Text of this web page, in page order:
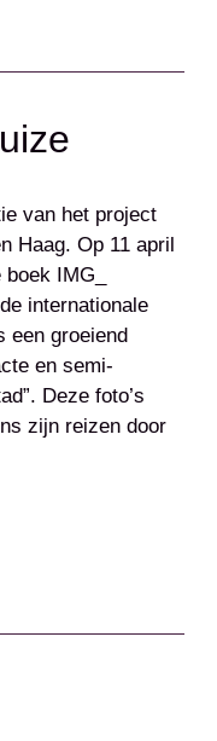
van het project
Haag. Op 11 april
IMG_
internationale
groeiend
en semi-
Deze foto’s
zijn reizen door